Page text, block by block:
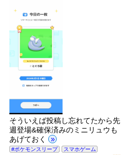
そういえば投稿し忘れてたから先
週登場&確保済みのミニリュウも
あげておく »
#ポケモンスリープ スマホゲーム